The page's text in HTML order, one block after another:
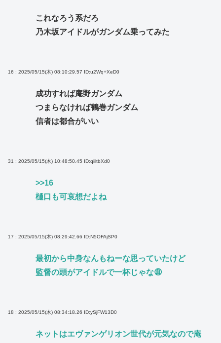
これなろう系だろ
乃木坂アイドルがガンダム乗ってみた
16 : 2025/05/15(木) 08:10:29.57 ID:u2Wq+XeD0
成功すれば庵野ガンダム
つまらなければ鶴巻ガンダム
信者は都合がいい
31 : 2025/05/15(木) 10:48:50.45 ID:qiiltbXd0
>>16
樋口も可哀想だよね
17 : 2025/05/15(木) 08:29:42.66 ID:N5OFAjSP0
最初から中身なんもねーな思っていたけど
監督の頭がアイドルで一杯じゃな😩
18 : 2025/05/15(木) 08:34:18.26 ID:ySjFW13D0
ネットはエヴァンゲリオン世代が元気なので庵